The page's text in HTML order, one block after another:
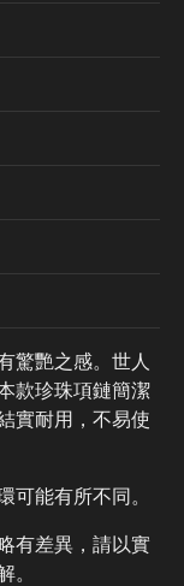
驚艷之感。世人
款珍珠項鏈簡潔
實耐用，不易使
可能有所不同。
有差異，請以實
。